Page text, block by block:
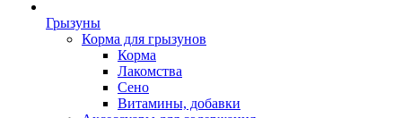
Грызуны
Корма для грызунов
Корма
Лакомства
Сено
Витамины, добавки